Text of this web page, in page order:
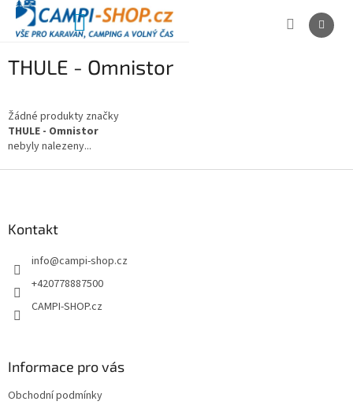
Přejít
obsah
NÁKUPNÍ
THULE - Omnistor
Žádné produkty značky
THULE - Omnistor
nebyly nalezeny...
Kontakt
info@campi-shop.cz
+420778887500
CAMPI-SHOP.cz
Informace pro vás
Obchodní podmínky